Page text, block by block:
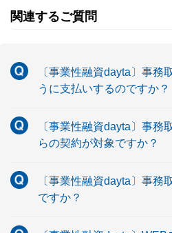
関連するご質問
〔事業性融資dayta〕事務
うに支払いするのですか？
〔事業性融資dayta〕事務
らの契約が対象ですか？
〔事業性融資dayta〕事務
ですか？